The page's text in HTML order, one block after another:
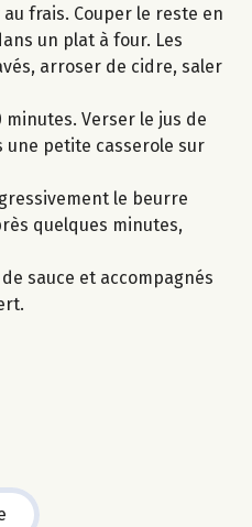
frais. Couper le reste en
un plat à four. Les
arroser de cidre, saler
Verser le jus de
une petite casserole sur
le beurre
quelques minutes,
sauce et accompagnés